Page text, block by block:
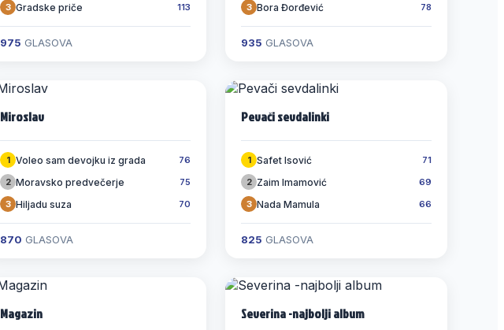
3 Gradske priče 113
975 GLASOVA
3 Bora Đorđević 78
935 GLASOVA
Miroslav
1 Voleo sam devojku iz grada
76
2 Moravsko predvečerje
75
3 Hiljadu suza 70
870 GLASOVA
Pevači sevdalinki
1 Safet Isović
71
2 Zaim Imamović
69
3 Nada Mamula 66
825 GLASOVA
Magazin Severina -najbolji album